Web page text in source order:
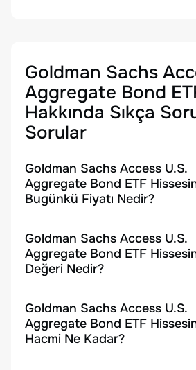
Goldman Sachs
Aggregate Bond
Hakkında Sıkça
Sorular
Goldman Sachs Access U.S.
Aggregate Bond ETF
Bugünkü Fiyatı Nedir?
Goldman Sachs Access U.S.
Aggregate Bond ETF
Değeri Nedir?
Goldman Sachs Access U.S.
Aggregate Bond ETF
Hacmi Ne Kadar?